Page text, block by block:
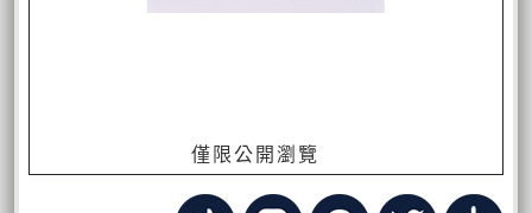
僅限公開瀏覽